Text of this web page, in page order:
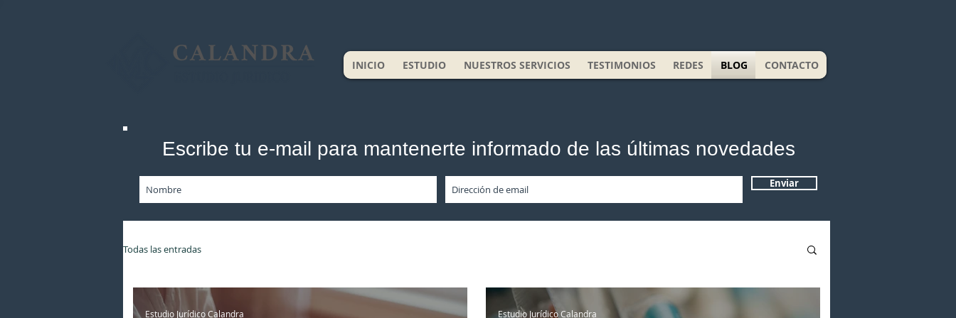
INICIO ESTUDIO NUESTROS SERVICIOS TESTIMONIOS REDES BLOG CONTACTO
Escribe tu e-mail para mantenerte informado de las últimas novedades
Enviar
Todas las entradas
Estudio Jurídico Calandra Estudio Jurídico Calandra